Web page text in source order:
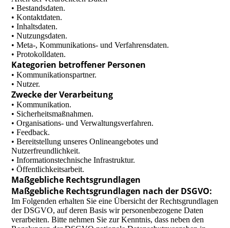
• Bestandsdaten.
• Kontaktdaten.
• Inhaltsdaten.
• Nutzungsdaten.
• Meta-, Kommunikations- und Verfahrensdaten.
• Protokolldaten.
Kategorien betroffener Personen
• Kommunikationspartner.
• Nutzer.
Zwecke der Verarbeitung
• Kommunikation.
• Sicherheitsmaßnahmen.
• Organisations- und Verwaltungsverfahren.
• Feedback.
• Bereitstellung unseres Onlineangebotes und
Nutzerfreundlichkeit.
• Informationstechnische Infrastruktur.
• Öffentlichkeitsarbeit.
Maßgebliche Rechtsgrundlagen
Maßgebliche Rechtsgrundlagen nach der DSGVO:
Im Folgenden erhalten Sie eine Übersicht der Rechtsgrundlagen
der DSGVO, auf deren Basis wir personenbezogene Daten
verarbeiten. Bitte nehmen Sie zur Kenntnis, dass neben den